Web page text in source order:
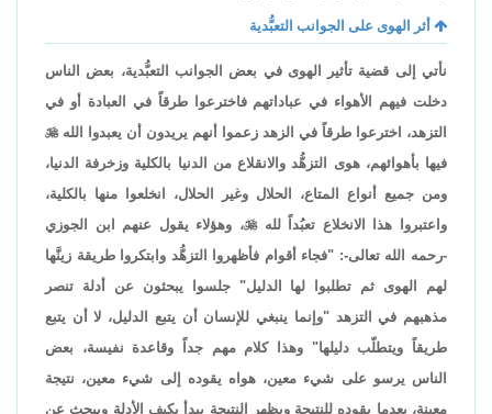
أثر الهوى على الجوانب التعبُّدية
نأتي إلى قضية تأثير الهوى في بعض الجوانب التعبُّدية، بعض الناس
دخلت فيهم الأهواء في عباداتهم فاخترعوا طرقاً في العبادة أو في
التزهد، اخترعوا طرقاً في الزهد زعموا أنهم يريدون أن يعبدوا الله
فيها بأهوائهم، هوى التزهُّد والانقلاع من الدنيا بالكلية وزخرفة الدنيا،
ومن جميع أنواع المتاع، الحلال وغير الحلال، انخلعوا منها بالكلية،
واعتبروا هذا الانخلاع تعبُداً لله، وهؤلاء يقول عنهم ابن الجوزي
-رحمه الله تعالى-: "فجاء أقوام فأظهروا التزهُّد وابتكروا طريقة زينَّها
لهم الهوى ثم تطلبوا لها الدليل" جلسوا يبحثون عن أدلة تنصر
مذهبهم في التزهد "وإنما ينبغي للإنسان أن يتبع الدليل، لا أن يتبع
طريقاً ويتطلّب دليلها" وهذا كلام مهم جداً وقاعدة نفيسة، بعض
الناس يرسو على شيء معين، هواه يقوده إلى شيء معين، نتيجة
معينة، بعدما يقوده للنتيجة ويظهر النتيجة يبدأ يكيف الأدلة ويبحث عن